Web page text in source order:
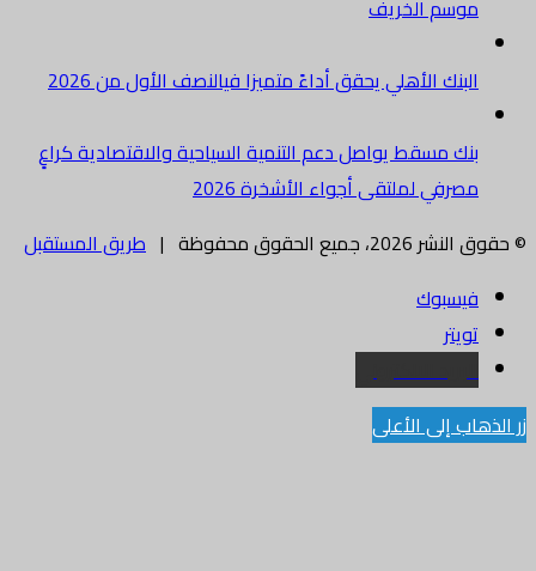
موسم الخريف
البنك الأهلي يحقق أداءً متميزا فيالنصف الأول من 2026
بنك مسقط يواصل دعم التنمية السياحية والاقتصادية كراعٍ
مصرفي لملتقى أجواء الأشخرة 2026
© حقوق النشر 2026، جميع الحقوق محفوظة |
طريق المستقبل
فيسبوك
تويتر
البريد الالكتروني
زر الذهاب إلى الأعلى